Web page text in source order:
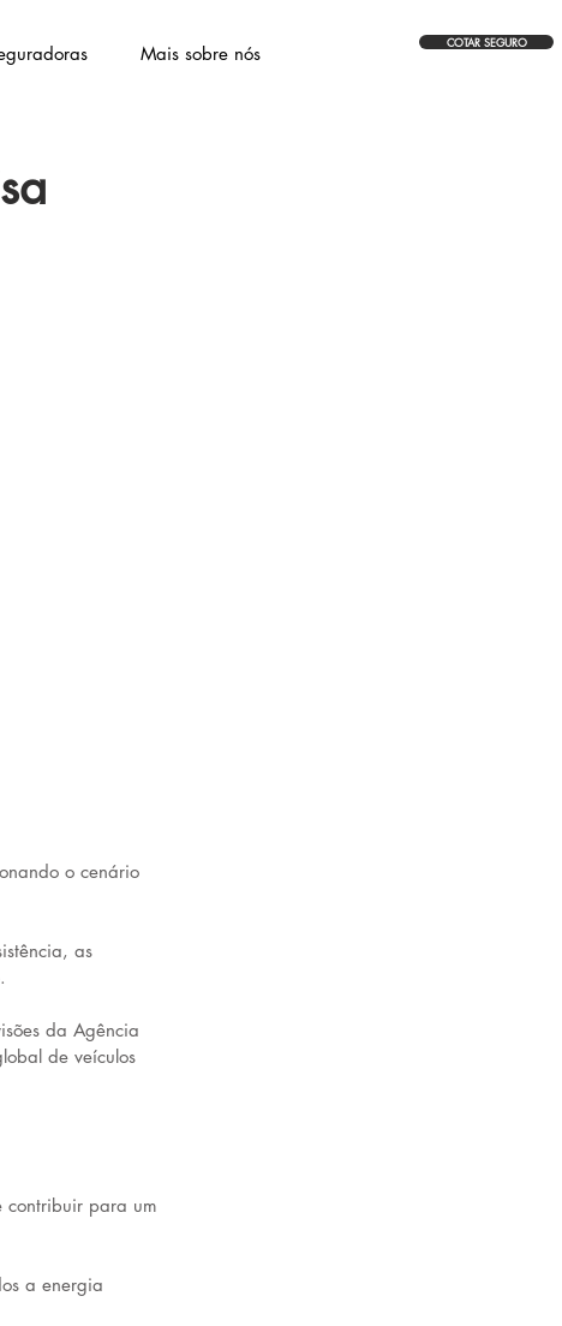
Mais sobre nós COTAR SEGURO
o cenário
as
da Agência
de veículos
contribuir para um
a energia